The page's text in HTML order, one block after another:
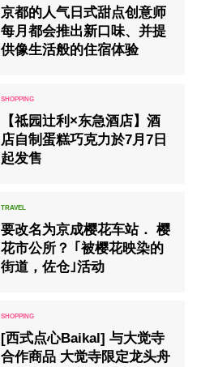
京都的人气日式甜点创意师
每月都会推出新口味、并提
供像生活般的住宿体验
【祗园辻利×东急酒店】酒
店自制蛋糕巧克力於7月7日
起发售
要改名为京成樱花车站． 樱
花市公所？ ｢被樱花映染的
街道，佐仓｣活动
[西式点心Baikal] 与大觉寺
合作商品 大觉寺限定龙头舟